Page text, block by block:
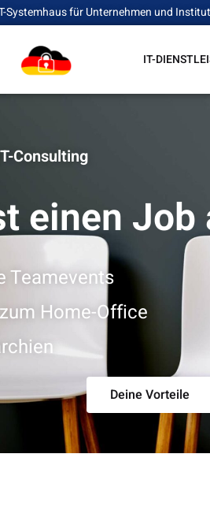
Systemhaus für Unternehmen und
IT-
Consulting
einen Job
Teamevents
Home-Office
Deine Vorteile